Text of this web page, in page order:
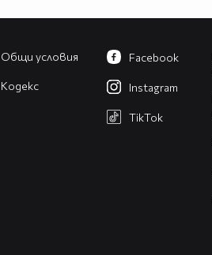
Общи условия
Кодекс
Facebook
Instagram
TikTok